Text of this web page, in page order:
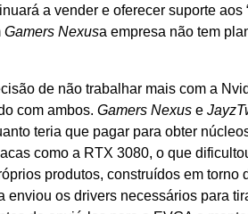
a vender e oferecer suporte aos
Gamers Nexusa empresa não tem
de não trabalhar mais com a
com ambos. Gamers Nexus e
teria que pagar para obter
como a RTX 3080, o que
produtos, construídos em
enviou os drivers necessários para